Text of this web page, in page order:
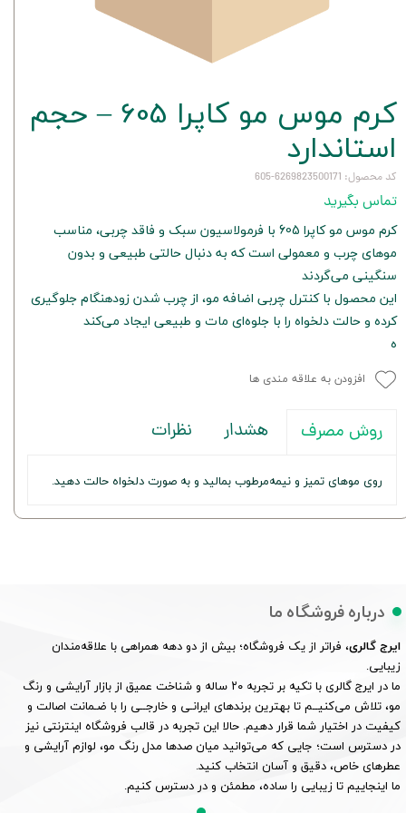
کرم موس مو کاپرا 605 – حجم
استاندارد
کد محصول: 6269823500171-605
تماس بگیرید
کرم موس مو کاپرا 605 با فرمولاسیون سبک و فاقد چربی، مناسب
موهای چرب و معمولی است که به دنبال حالتی طبیعی و بدون
سنگینی می‌گردند
این محصول با کنترل چربی اضافه مو، از چرب شدن زودهنگام جلوگیری
کرده و حالت دلخواه را با جلوه‌ای مات و طبیعی ایجاد می‌کند
ه
افزودن به علاقه مندی ها
روش مصرف هشدار نظرات
روی موهای تمیز و نیمه‌مرطوب بمالید و به صورت دلخواه حالت دهید.
درباره فروشگاه ما
ایرج گالری، فراتر از یک فروشگاه؛ بیش از دو دهه همراهی با علاقه‌مندان
زیبایی.
ما در ایرج گالری با تکیه بر تجربه ۲۰ ساله و شناخت عمیق از بازار آرایشی و رنگ
مو، تلاش می‌کنیــم تا بهترین برندهای ایرانـی و خارجــی را با ضـمانت اصالت و
کیفیت در اختیار شما قرار دهیم. حالا این تجربه در قالب فروشگاه اینترنتی نیز
در دسترس است؛ جایی که می‌توانید میان صدها مدل رنگ مو، لوازم آرایشی و
عطرهای خاص، دقیق و آسان انتخاب کنید.
ما اینجاییم تا زیبایی را ساده، مطمئن و در دسترس کنیم.